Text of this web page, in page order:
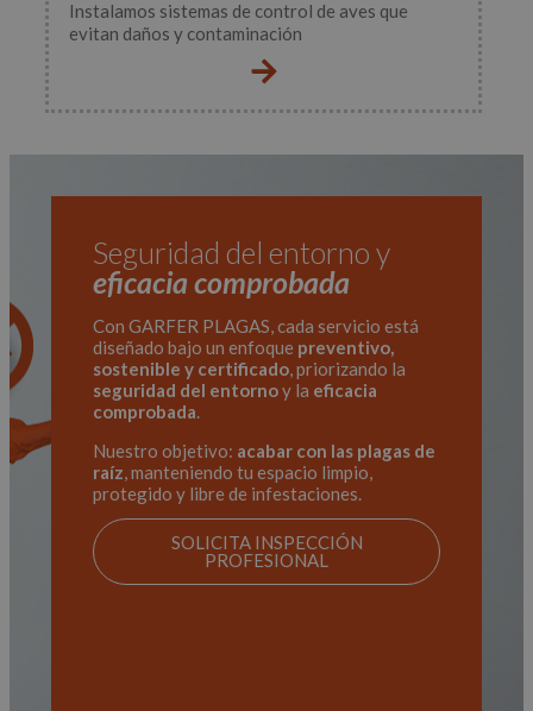
Instalamos sistemas de control de aves que
evitan daños y contaminación
Seguridad del entorno y
eficacia comprobada
Con GARFER PLAGAS, cada servicio está
diseñado bajo un enfoque preventivo,
sostenible y certificado, priorizando la
seguridad del entornoy la eficacia
comprobada.
Nuestro objetivo: acabar con las plagas de
raíz, manteniendo tu espacio limpio,
protegido y libre de infestaciones.
SOLICITA INSPECCIÓN
PROFESIONAL
distinguir
usuarios
únicos
asignando un
número
generado
de cliente. Se
cada solicitud